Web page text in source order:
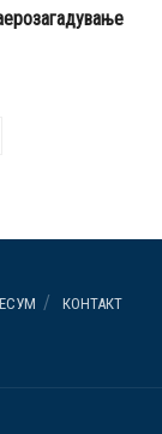
КОНТАКТ